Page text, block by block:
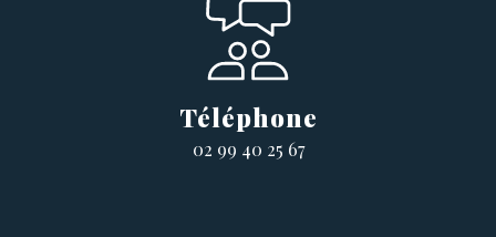
Téléphone
02 99 40 25 67